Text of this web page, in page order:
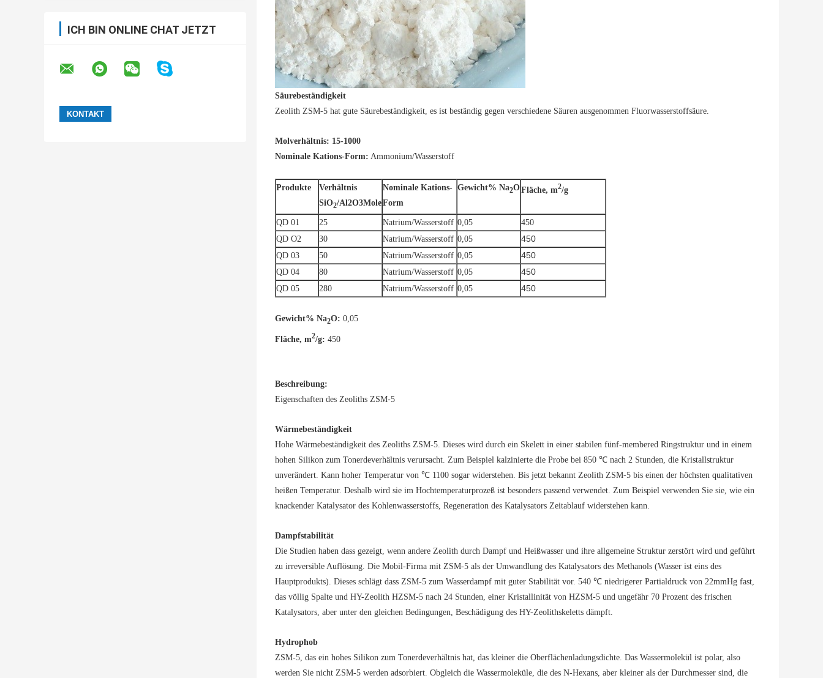
ICH BIN ONLINE CHAT JETZT
Säurebeständigkeit
Zeolith ZSM-5 hat gute Säurebeständigkeit, es ist beständig gegen verschiedene Säuren ausgenommen Fluorwasserstoffsäure.
Molverhältnis: 15-1000
Nominale Kations-Form: Ammonium/Wasserstoff
Produkte
Verhältnis
SiO2/Al2O3Mole
Nominale Kations-
Form
Gewicht% Na2OFläche, m2/g
QD 01 25 Natrium/Wasserstoff 0,05
450
QD O2
30 Natrium/Wasserstoff 0,05 450
QD 03 50 Natrium/Wasserstoff 0,05 450
QD 04 80 Natrium/Wasserstoff 0,05 450
QD 05 280 Natrium/Wasserstoff 0,05 450
Gewicht% Na2O: 0,05
Fläche, m2/g: 450
Beschreibung:
Eigenschaften des Zeoliths ZSM-5
Wärmebeständigkeit
Hohe Wärmebeständigkeit des Zeoliths ZSM-5. Dieses wird durch ein Skelett in einer stabilen fünf-membered Ringstruktur und in einem
hohen Silikon zum Tonerdeverhältnis verursacht. Zum Beispiel kalzinierte die Probe bei 850 ℃ nach 2 Stunden, die Kristallstruktur
unverändert. Kann hoher Temperatur von ℃ 1100 sogar widerstehen. Bis jetzt bekannt Zeolith ZSM-5 bis einen der höchsten qualitativen
heißen Temperatur. Deshalb wird sie im Hochtemperaturprozeß ist besonders passend verwendet. Zum Beispiel verwenden Sie sie, wie ein
knackender Katalysator des Kohlenwasserstoffs, Regeneration des Katalysators Zeitablauf widerstehen kann.
Dampfstabilität
Die Studien haben dass gezeigt, wenn andere Zeolith durch Dampf und Heißwasser und ihre allgemeine Struktur zerstört wird und geführt
zu irreversible Auflösung. Die Mobil-Firma mit ZSM-5 als der Umwandlung des Katalysators des Methanols (Wasser ist eins des
Hauptprodukts). Dieses schlägt dass ZSM-5 zum Wasserdampf mit guter Stabilität vor. 540 ℃ niedrigerer Partialdruck von 22mmHg fast,
das völlig Spalte und HY-Zeolith HZSM-5 nach 24 Stunden, einer Kristallinität von HZSM-5 und ungefähr 70 Prozent des frischen
Katalysators, aber unter den gleichen Bedingungen, Beschädigung des HY-Zeolithskeletts dämpft.
Hydrophob
ZSM-5, das ein hohes Silikon zum Tonerdeverhältnis hat, das kleiner die Oberflächenladungsdichte. Das Wassermolekül ist polar, also
werden Sie nicht ZSM-5 werden adsorbiert. Obgleich die Wassermoleküle, die des N-Hexans, aber kleiner als der Durchmesser sind, die